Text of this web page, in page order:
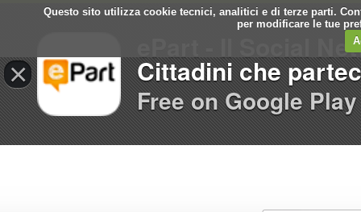
Questo sito utilizza cookie tecnici, analitici e di terze parti.
per modificare le tue
×
ePart - Il Social
Cittadini che
Free on Google Play